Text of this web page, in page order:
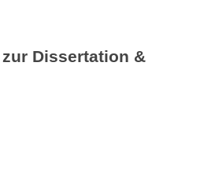
Dissertation &